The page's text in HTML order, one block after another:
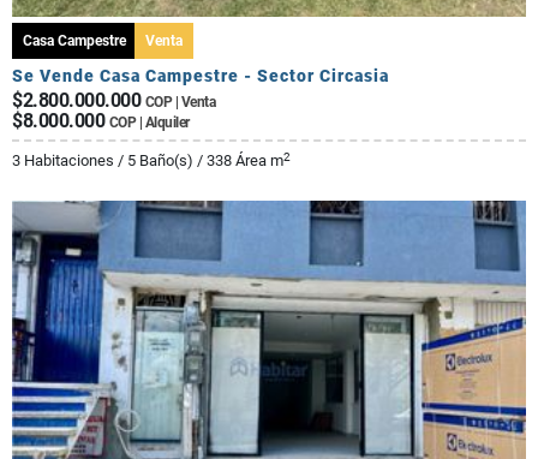
Casa Campestre Venta
Se Vende Casa Campestre - Sector Circasia
$2.800.000.000 COP | Venta
$8.000.000 COP | Alquiler
3 Habitaciones / 5 Baño(s) / 338 Área m2